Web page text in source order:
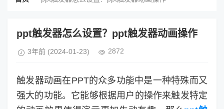
ppt触发器怎么设置？ppt触发器动画操作
3年前 (2024-01-23) 2872
触发器动画在PPT的众多功能中是一种特殊而又
强大的功能。它能够根据用户的操作来触发特定